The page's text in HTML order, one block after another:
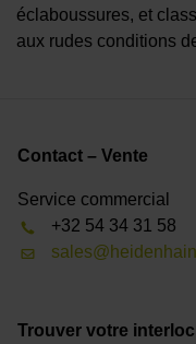
éclaboussures, et
aux rudes conditions
Contact – Vente
Service commercial
+32 54 34 31 58
Trouver votre